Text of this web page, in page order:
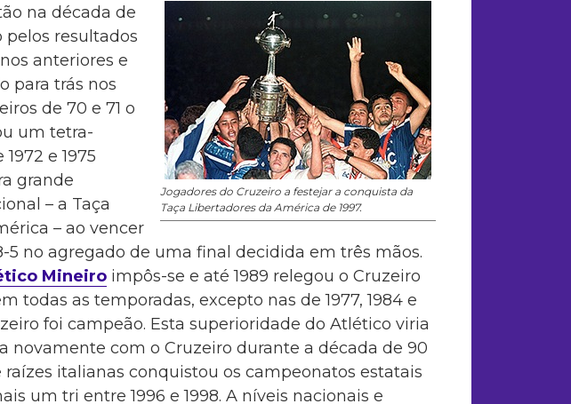
Jogadores do Cruzeiro a festejar a conquista da
Taça Libertadores da América de 1997.
na década de
resultados
anteriores e
para trás nos
de 70 e 71 o
um tetra-
e 1975
grande
– a Taça
– ao vencer
5 no agregado de uma final decidida em três mãos.
Mineiro impôs-se e até 1989 relegou o Cruzeiro
todas as temporadas, excepto nas de 1977, 1984 e
foi campeão. Esta superioridade do Atlético viria
novamente com o Cruzeiro durante a década de 90
italianas conquistou os campeonatos estatais
um tri entre 1996 e 1998. A níveis nacionais e